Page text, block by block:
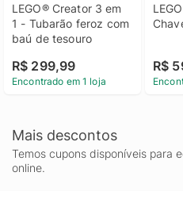
LEGO® Creator 3 em
1 - Tubarão feroz com
baú de tesouro
R$ 299,99
Encontrado em 1 loja
R$
Mais descontos
Temos cupons disponíveis para
online.